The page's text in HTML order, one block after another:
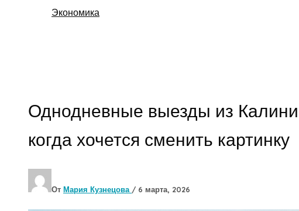
Экономика
Однодневные выезды из
когда хочется сменить картинку
От Мария Кузнецова / 6 марта, 2026